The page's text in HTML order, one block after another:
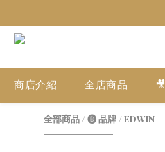
商店介紹 全店商品
全部商品 / 🅑 品牌 / EDWIN